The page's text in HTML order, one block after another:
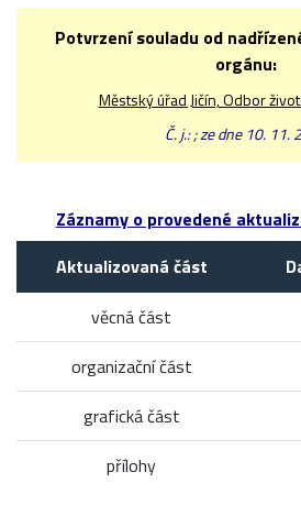
Potvrzení souladu od
orgánu:
Městský úřad Jičín, Odbor
Č. j.: ; ze dne 10. 11.
Záznamy o provedené
Aktualizovaná část
věcná část
organizační část
grafická část
přílohy